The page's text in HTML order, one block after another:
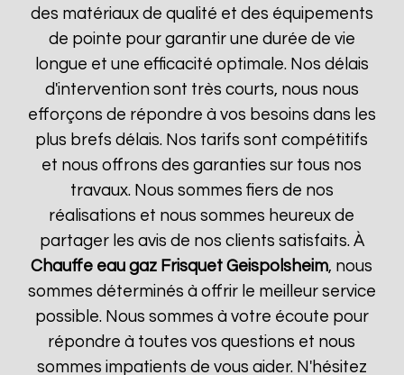
des matériaux de qualité et des équipements
de pointe pour garantir une durée de vie
longue et une efficacité optimale. Nos délais
d'intervention sont très courts, nous nous
efforçons de répondre à vos besoins dans les
plus brefs délais. Nos tarifs sont compétitifs
et nous offrons des garanties sur tous nos
travaux. Nous sommes fiers de nos
réalisations et nous sommes heureux de
partager les avis de nos clients satisfaits. À
Chauffe eau gaz Frisquet Geispolsheim, nous
sommes déterminés à offrir le meilleur service
possible. Nous sommes à votre écoute pour
répondre à toutes vos questions et nous
sommes impatients de vous aider. N'hésitez